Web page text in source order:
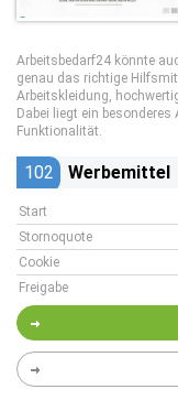
Arbeitsbedarf24 könnte
genau das richtige
Arbeitskleidung,
Dabei liegt ein
Funktionalität.
102 Werbemittel
Start
Stornoquote
Cookie
Freigabe